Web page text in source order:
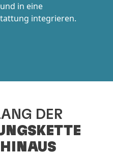
in eine
integrieren.
DER
HINAUS